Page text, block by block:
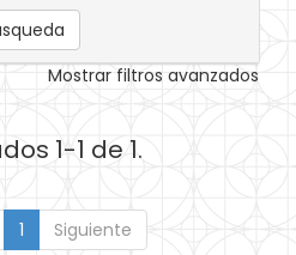
Mostrar filtros avanzados
1-1 de 1.
1 Siguiente